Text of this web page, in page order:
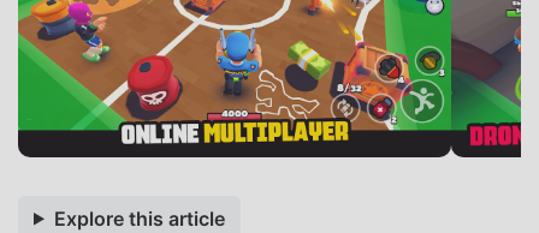
Explore this article